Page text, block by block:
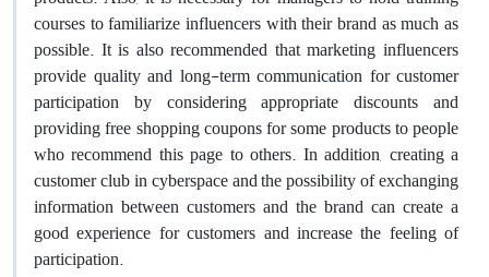
courses to familiarize influencers with their brand as much as
possible. It is also recommended that marketing influencers
provide quality and long-term communication for customer
participation by considering appropriate discounts and
providing free shopping coupons for some products to people
who recommend this page to others. In addition, creating a
customer club in cyberspace and the possibility of exchanging
information between customers and the brand can create a
good experience for customers and increase the feeling of
participation.